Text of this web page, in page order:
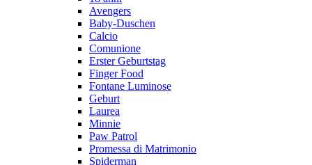
Avengers
Baby-Duschen
Calcio
Comunione
Erster Geburtstag
Finger Food
Fontane Luminose
Geburt
Laurea
Minnie
Paw Patrol
Promessa di Matrimonio
Spiderman